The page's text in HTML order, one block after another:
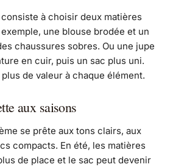
à choisir deux matières
une blouse brodée et un
chaussures sobres. Ou une jupe
en cuir, puis un sac plus uni.
de valeur à chaque élément.
aux saisons
se prête aux tons clairs, aux
compacts. En été, les matières
de place et le sac peut devenir